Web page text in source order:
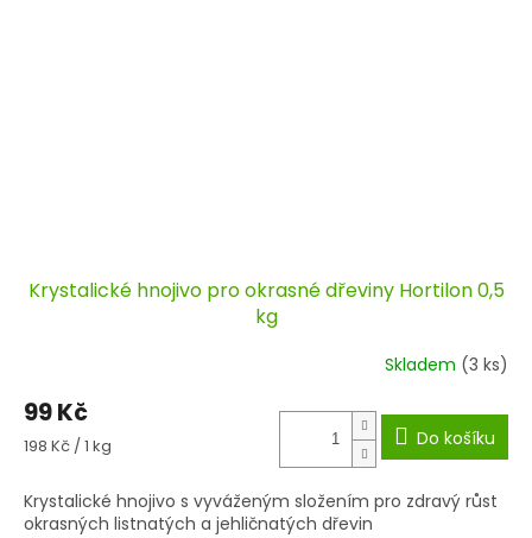
Krystalické hnojivo pro okrasné dřeviny Hortilon 0,5
kg
Skladem (3 ks)
99 Kč
Měrná
198 Kč / 1 kg Do košíku
Krystalické hnojivo s vyváženým složením pro zdravý růst
okrasných listnatých a jehličnatých dřevin